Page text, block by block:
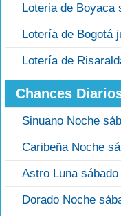
Loteria de Boyaca
Lotería de Bogotá
Lotería de
Chances
Sinuano Noche
Caribeña Noche
Astro Luna
Dorado Noche